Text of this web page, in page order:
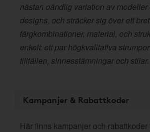
nästan oändlig variation av modeller
designs, och sträcker sig över ett
färgkombinationer, material, och
enkelt: ett par högkvalitativa
tillfällen, sinnesstämningar och stilar.
Kampanjer & Rabattkoder
Här finns kampanjer och